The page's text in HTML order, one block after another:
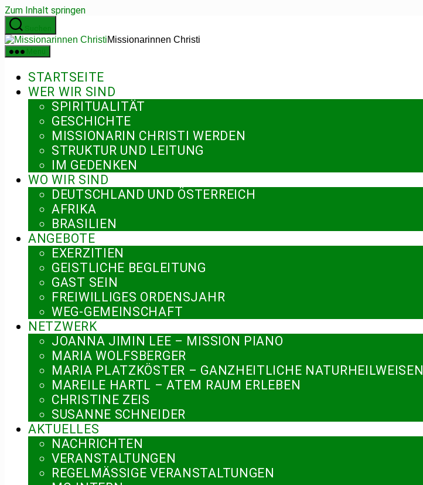
Zum Inhalt springen
Missionarinnen Christi
STARTSEITE
WER WIR SIND
SPIRITUALITÄT
GESCHICHTE
MISSIONARIN CHRISTI WERDEN
STRUKTUR UND LEITUNG
IM GEDENKEN
WO WIR SIND
DEUTSCHLAND UND ÖSTERREICH
AFRIKA
BRASILIEN
ANGEBOTE
EXERZITIEN
GEISTLICHE BEGLEITUNG
GAST SEIN
FREIWILLIGES ORDENSJAHR
WEG-GEMEINSCHAFT
NETZWERK
JOANNA JIMIN LEE – MISSION PIANO
MARIA WOLFSBERGER
MARIA PLATZKÖSTER – GANZHEITLICHE NATURHEILWEISEN
MAREILE HARTL – ATEM RAUM ERLEBEN
CHRISTINE ZEIS
SUSANNE SCHNEIDER
AKTUELLES
NACHRICHTEN
VERANSTALTUNGEN
REGELMÄSSIGE VERANSTALTUNGEN